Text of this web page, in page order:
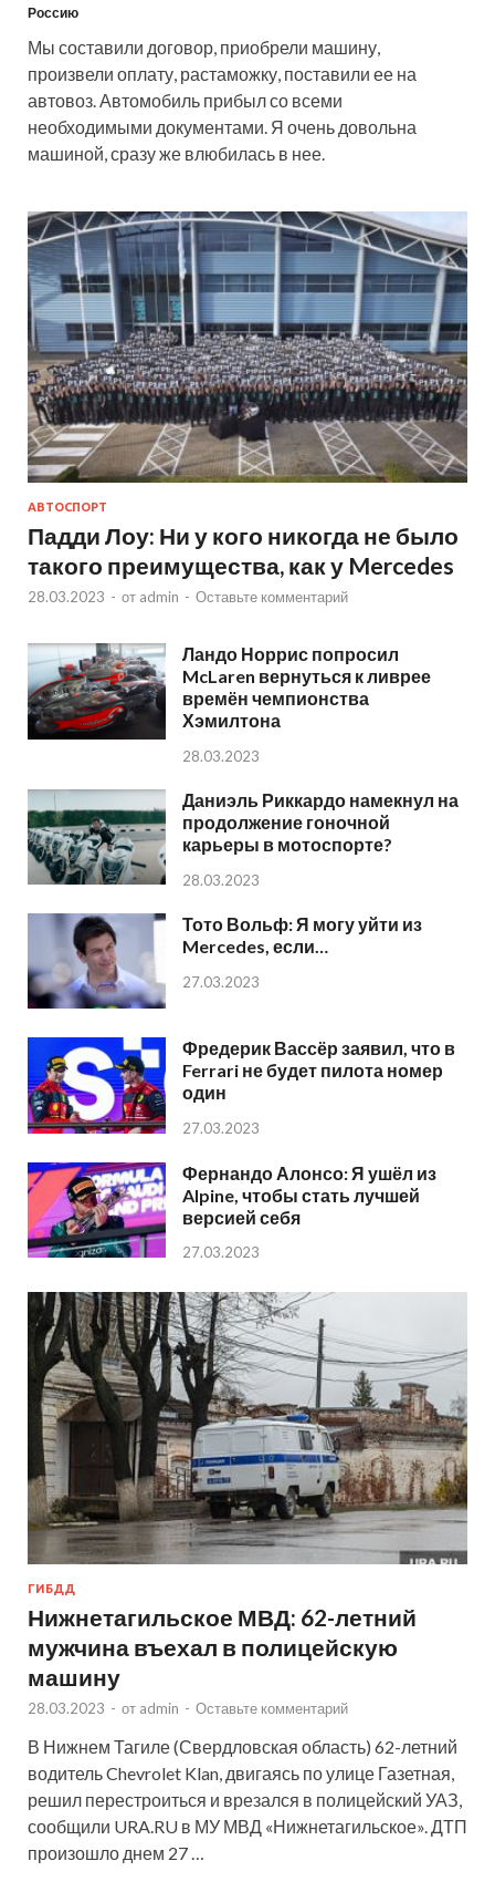
Россию
Мы составили договор, приобрели машину,
произвели оплату, растаможку, поставили ее на
автовоз. Автомобиль прибыл со всеми
необходимыми документами. Я очень довольна
машиной, сразу же влюбилась в нее.
АВТОСПОРТ
Падди Лоу: Ни у кого никогда не было
такого преимущества, как у Mercedes
28.03.2023 - от admin - Оставьте комментарий
Ландо Норрис попросил
McLaren вернуться к ливрее
времён чемпионства
Хэмилтона
28.03.2023
Даниэль Риккардо намекнул на
продолжение гоночной
карьеры в мотоспорте?
28.03.2023
Тото Вольф: Я могу уйти из
Mercedes, если…
27.03.2023
Фредерик Вассёр заявил, что в
Ferrari не будет пилота номер
один
27.03.2023
Фернандо Алонсо: Я ушёл из
Alpine, чтобы стать лучшей
версией себя
27.03.2023
ГИБДД
Нижнетагильское МВД: 62-летний
мужчина въехал в полицейскую
машину
28.03.2023 - от admin - Оставьте комментарий
В Нижнем Тагиле (Свердловская область) 62-летний
водитель Chevrolet Klan, двигаясь по улице Газетная,
решил перестроиться и врезался в полицейский УАЗ,
сообщили URA.RU в МУ МВД «Нижнетагильское». ДТП
произошло днем 27 …